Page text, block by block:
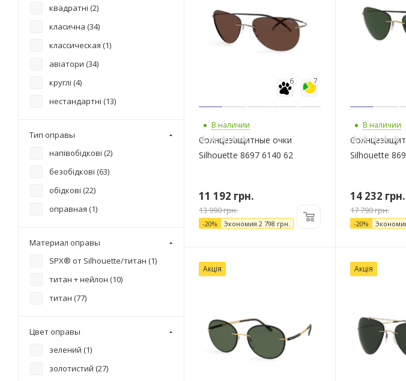
7
6
В наличии
Солнцезащитные очки
Silhouette 8697 6140 62
11 192 грн.
13 990грн.
-20% Экономия 2 798 грн.
В наличии
Silhouette
14 232 грн.
17 790грн.
-20%
Акція Акція
квадратні (2)
класична (34)
классическая (1)
авіатори (34)
круглі (4)
нестандартні (13)
Тип оправы
напівобідкові (2)
безобідкові (63)
обідкові (22)
оправная (1)
Материал оправы
SPX® от Silhouette/титан (1)
титан + нейлон (10)
титан (77)
Цвет оправы
зелений (1)
золотистий (27)